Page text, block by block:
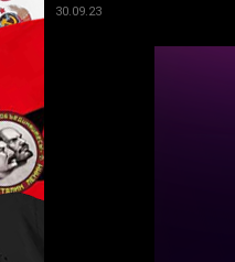
30.09.23